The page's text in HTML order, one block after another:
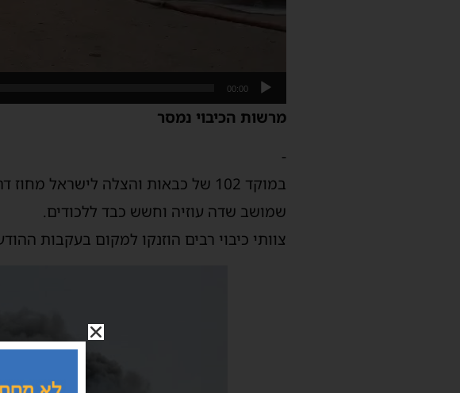
00:00
מרשות הכיבוי נמסר
-
במוקד 102 של כבאות והצלה
שמושב שדה עוזיה וחשש כבד ללכודים.
צוותי כיבוי רבים הוזנקו למקום בעקבות